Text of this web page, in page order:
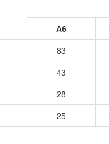
А6
83
43
28
25